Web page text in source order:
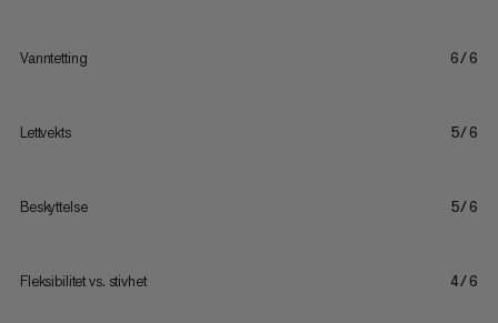
Vanntetting 6/6
Lettvekts 5/6
Beskyttelse 5/6
Fleksibilitet vs. stivhet 4/6